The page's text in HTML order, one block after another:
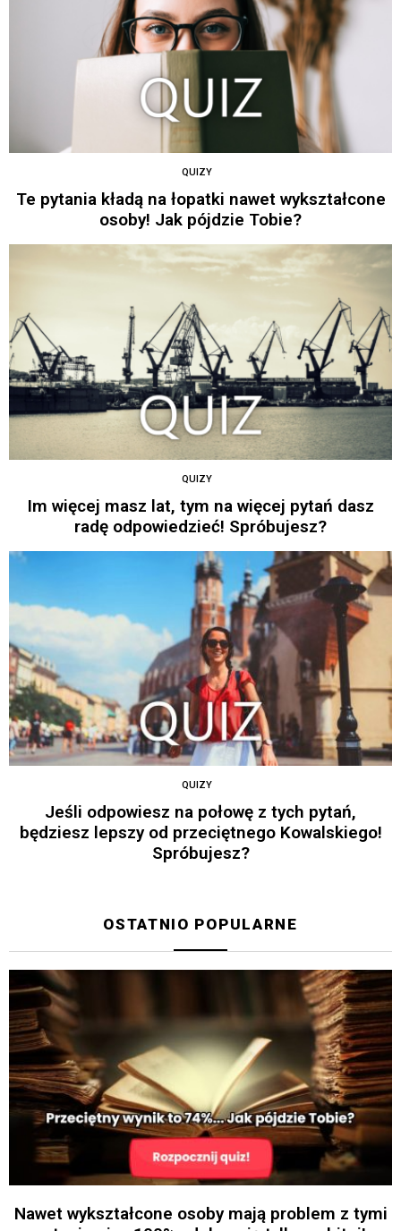
QUIZY
Te pytania kładą na łopatki nawet wykształcone
osoby! Jak pójdzie Tobie?
QUIZY
Im więcej masz lat, tym na więcej pytań dasz
radę odpowiedzieć! Spróbujesz?
QUIZY
Jeśli odpowiesz na połowę z tych pytań,
będziesz lepszy od przeciętnego Kowalskiego!
Spróbujesz?
OSTATNIO POPULARNE
Nawet wykształcone osoby mają problem z tymi